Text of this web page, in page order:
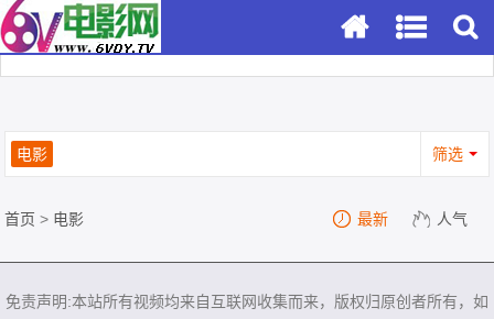
电影 筛选
首页 > 电影 最新 人气
免责声明:本站所有视频均来自互联网收集而来，版权归原创者所有，如